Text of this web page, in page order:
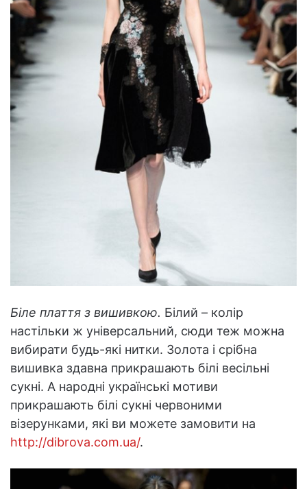
Біле плаття з вишивкою. Білий – колір
настільки ж універсальний, сюди теж можна
вибирати будь-які нитки. Золота і срібна
вишивка здавна прикрашають білі весільні
сукні. А народні українські мотиви
прикрашають білі сукні червоними
візерунками, які ви можете замовити на
http://dibrova.com.ua/.